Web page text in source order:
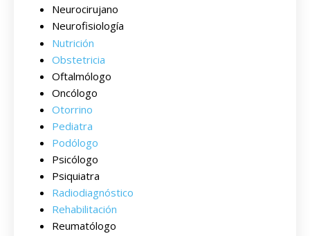
Neurocirujano
Neurofisiología
Nutrición
Obstetricia
Oftalmólogo
Oncólogo
Otorrino
Pediatra
Podólogo
Psicólogo
Psiquiatra
Radiodiagnóstico
Rehabilitación
Reumatólogo